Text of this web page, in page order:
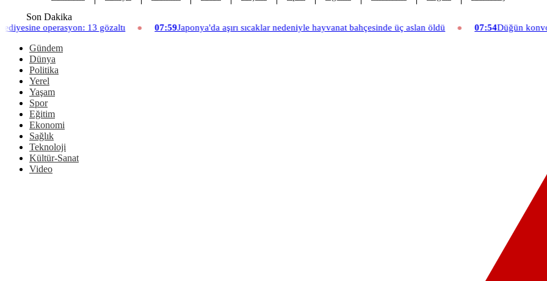
Son Dakika
gözaltı 07:59Japonya'da aşırı sıcaklar nedeniyle hayvanat bahçesinde üç aslan öldü 07:54Düğün konvoyuna ağır fatura:
Gündem
Dünya
Politika
Yerel
Yaşam
Spor
Eğitim
Ekonomi
Sağlık
Teknoloji
Kültür-Sanat
Video